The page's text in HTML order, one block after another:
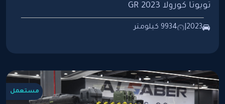
تويوتا كورولا GR 2023
2023
| 9934 كيلومتر
مستعمل